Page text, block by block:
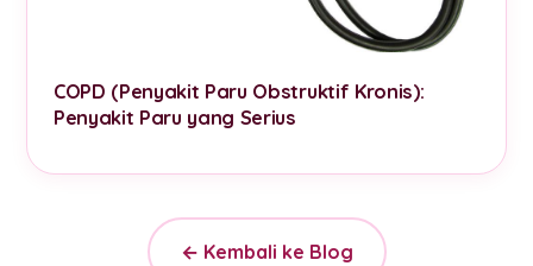
COPD (Penyakit Paru Obstruktif Kronis):
Penyakit Paru yang Serius
← Kembali ke Blog